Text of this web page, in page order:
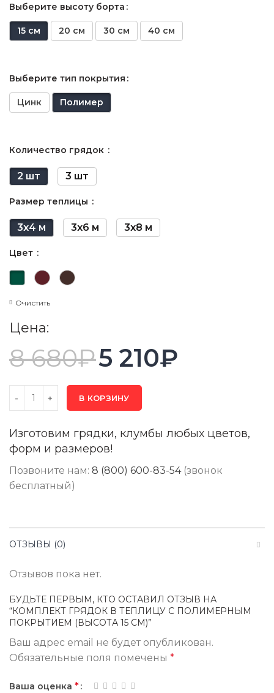
Выберите высоту борта
15 см 20 см 30 см 40 см
Выберите тип покрытия
Цинк Полимер
Количество грядок
2 шт 3 шт
Размер теплицы
3х4 м 3х6 м 3х8 м
Цвет
Очистить
Цена:
8 680₽5 210₽
В КОРЗИНУ
Изготовим грядки, клумбы любых цветов,
форм и размеров!
Позвоните нам: 8 (800) 600-83-54(звонок
бесплатный)
ОТЗЫВЫ (0)
Отзывов пока нет.
БУДЬТЕ ПЕРВЫМ, КТО ОСТАВИЛ ОТЗЫВ НА
“КОМПЛЕКТ ГРЯДОК В ТЕПЛИЦУ С ПОЛИМЕРНЫМ
ПОКРЫТИЕМ (ВЫСОТА 15 СМ)”
Ваш адрес email не будет опубликован.
Обязательные поля помечены *
Ваша оценка *